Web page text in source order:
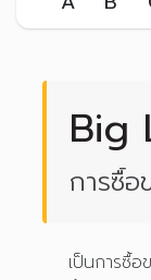
Big
การซื้
เป็นการซื้